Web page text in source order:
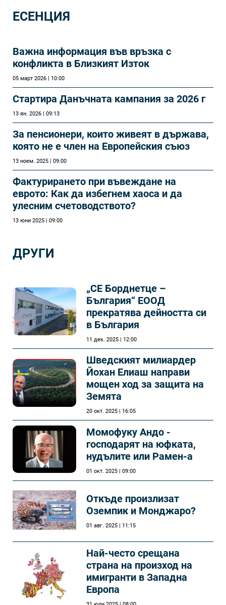
ЕСЕНЦИЯ
Важна информация във връзка с
конфликта в Близкият Изток
05 март 2026 | 10:00
Стартира Данъчната кампания за 2026 г
13 ян. 2026 | 09:13
За пенсионери, които живеят в държава,
която не е член на Европейския съюз
13 ноем. 2025 | 09:00
Фактурирането при въвеждане на
еврото: Как да избегнем хаоса и да
улесним счетоводството?
13 юни 2025 | 09:00
ДРУГИ
„СЕ Борднетце –
България“ ЕООД
прекратява дейността си
в България
11 дек. 2025 | 12:00
Шведският милиардер
Йохан Елиаш направи
мощен ход за защита на
Земята
20 окт. 2025 | 16:05
Момофуку Андо -
господарят на юфката,
нудълите или Рамен-а
01 окт. 2025 | 09:00
Откъде произлизат
Оземпик и Монджаро?
01 авг. 2025 | 11:15
Най-често срещана
страна на произход на
имигранти в Западна
Европа